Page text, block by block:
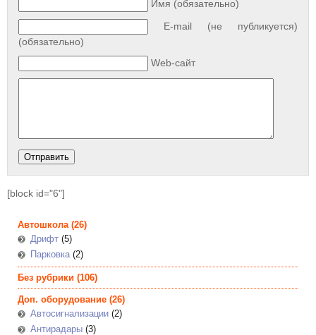
Имя (обязательно)
E-mail (не публикуется)
(обязательно)
Web-сайт
[block id="6"]
Автошкола(26)
Дрифт (5)
Парковка(2)
Без рубрики (106)
Доп. оборудование (26)
Автосигнализации (2)
Антирадары (3)